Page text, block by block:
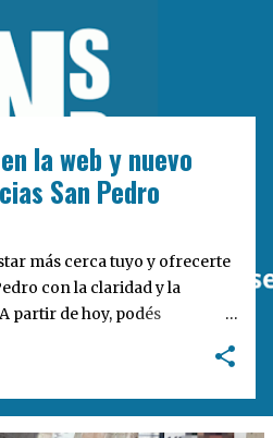
la web y nuevo
San Pedro
más cerca tuyo y ofrecerte
con la claridad y la
partir de hoy, podés
más ágil, moderna e